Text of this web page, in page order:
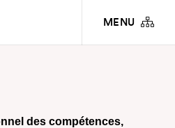
MENU
des compétences,